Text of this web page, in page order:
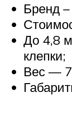
Бренд
До 4,8
клепки;
Вес —